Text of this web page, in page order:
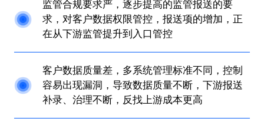
监管合规要求严，逐步提高的监管报送的要
求，对客户数据权限管控，报送项的增加，正
在从下游监管提升到入口管控
客户数据质量差，多系统管理标准不同，控制
容易出现漏洞，导致数据质量不断，下游报送
补录、治理不断，反找上游成本更高